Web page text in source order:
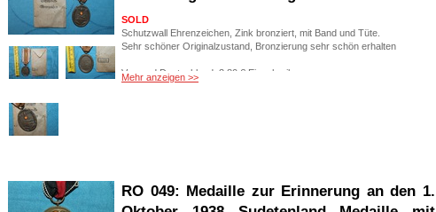
SOLD
Schutzwall Ehrenzeichen, Zink bronziert, mit Band und Tüte.
Sehr schöner Originalzustand, Bronzierung sehr schön erhalten
Versand Deutschland: 3,80 € Einschreiben
Versand weltweit: 6,50 € Deutsche Post Einschreiben versichert
Mehr anzeigen >>
RO 049: Medaille zur Erinnerung an den 1.